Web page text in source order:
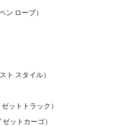
ン ローブ）
ト スタイル）
ットトラック）
ットカーゴ）